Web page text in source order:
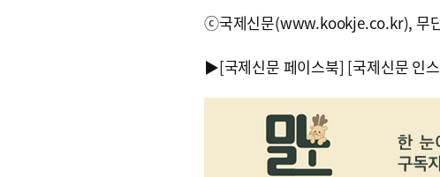
ⓒ국제신문(www.kookje.co.kr), 무단
▶[국제신문 페이스북] [국제신문 인